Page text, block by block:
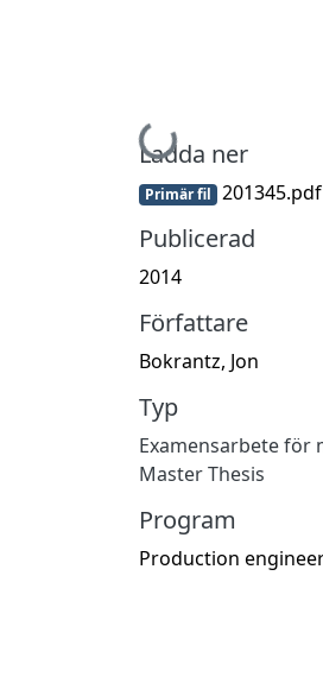
Hämtar...
Ladda ner
Primär fil 201345.pdf
Publicerad
2014
Författare
Bokrantz, Jon
Typ
Examensarbete för
Master Thesis
Program
Production